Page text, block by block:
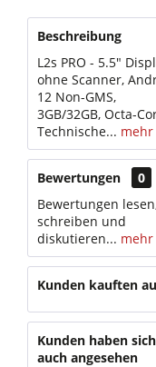
Beschreibung
L2s PRO - 5.5"
ohne Scanner,
12 Non-GMS,
3GB/32GB, Octa-
Technische... mehr
Bewertungen
0
Bewertungen
schreiben und
diskutieren... mehr
Kunden kauften
Kunden haben sich
auch angesehen